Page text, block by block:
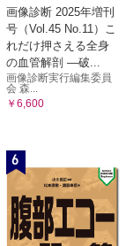
画像診断 2025年増刊
号（Vol.45 No.11）こ
れだけ押さえる全身
の血管解剖 ―破...
画像診断実行編集委員
会 森...
￥6,600
6